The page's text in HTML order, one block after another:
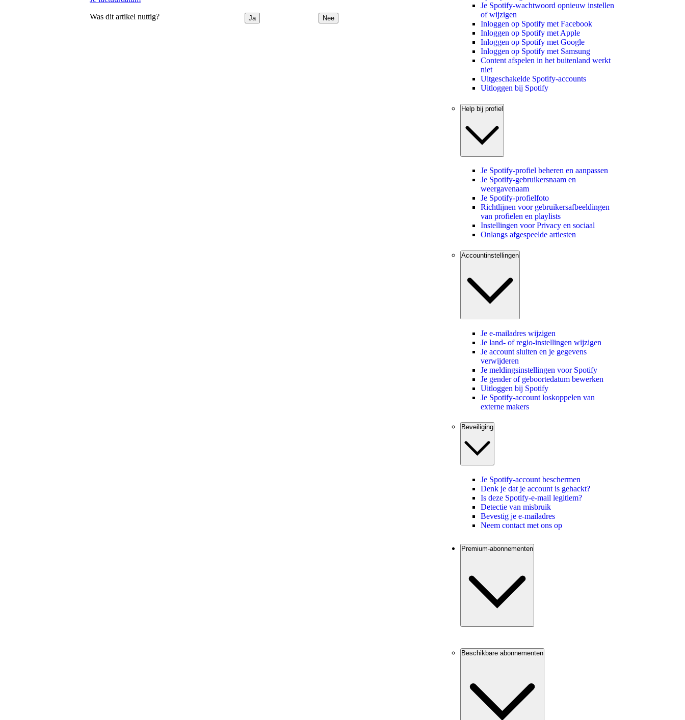
Was dit artikel nuttig? Ja Nee
Je Spotify-wachtwoord opnieuw instellen
of wijzigen
Inloggen op Spotify met Facebook
Inloggen op Spotify met Apple
Inloggen op Spotify met Google
Inloggen op Spotify met Samsung
Content afspelen in het buitenland werkt
niet
Uitgeschakelde Spotify-accounts
Uitloggen bij Spotify
Help bij profiel
Je Spotify-profiel beheren en aanpassen
Je Spotify-gebruikersnaam en
weergavenaam
Je Spotify-profielfoto
Richtlijnen voor gebruikersafbeeldingen
van profielen en playlists
Instellingen voor Privacy en sociaal
Onlangs afgespeelde artiesten
Accountinstellingen
Je e-mailadres wijzigen
Je land- of regio-instellingen wijzigen
Je account sluiten en je gegevens
verwijderen
Je meldingsinstellingen voor Spotify
Je gender of geboortedatum bewerken
Uitloggen bij Spotify
Je Spotify-account loskoppelen van
externe makers
Beveiliging
Je Spotify-account beschermen
Denk je dat je account is gehackt?
Is deze Spotify-e-mail legitiem?
Detectie van misbruik
Bevestig je e-mailadres
Neem contact met ons op
Premium-abonnementen
Beschikbare abonnementen